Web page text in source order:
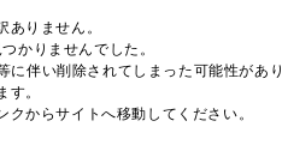
ありません。
かりませんでした。
に伴い削除されてしまった可能性があり
す。
からサイトへ移動してください。